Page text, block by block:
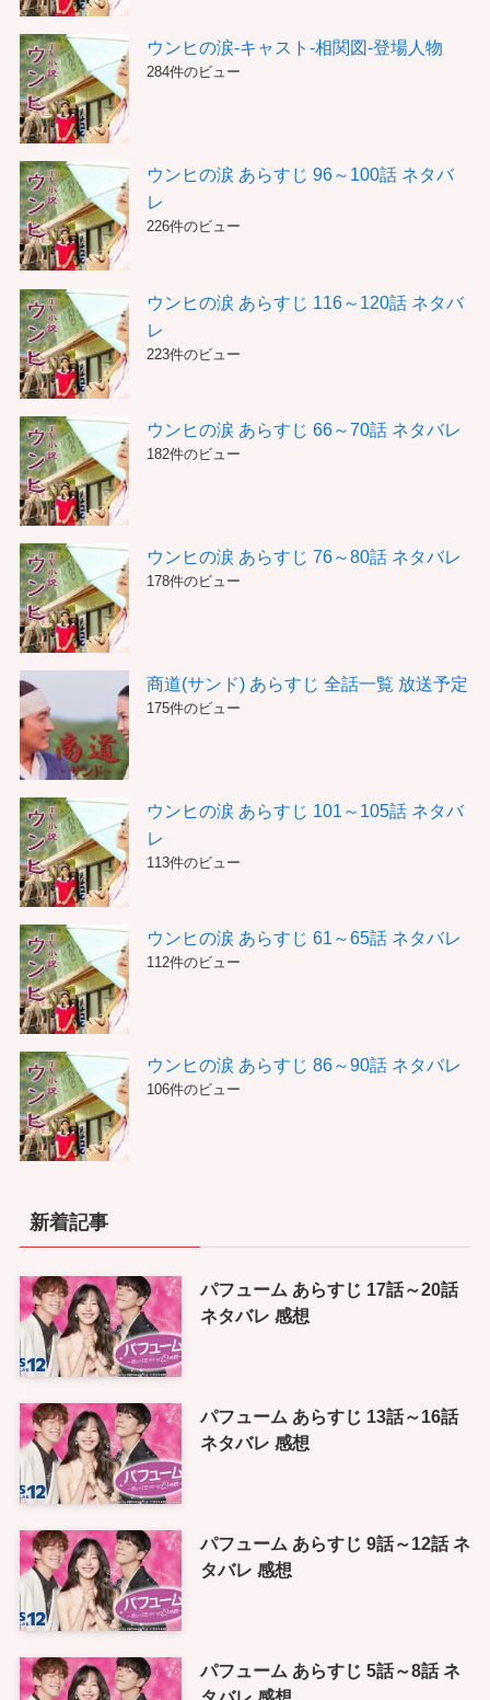
ウンヒの涙-キャスト-相関図-登場人物
284件のビュー
ウンヒの涙 あらすじ 96～100話 ネタバ
レ
226件のビュー
ウンヒの涙 あらすじ 116～120話 ネタバ
レ
223件のビュー
ウンヒの涙 あらすじ 66～70話 ネタバレ
182件のビュー
ウンヒの涙 あらすじ 76～80話 ネタバレ
178件のビュー
商道(サンド) あらすじ 全話一覧 放送予定
175件のビュー
ウンヒの涙 あらすじ 101～105話 ネタバ
レ
113件のビュー
ウンヒの涙 あらすじ 61～65話 ネタバレ
112件のビュー
ウンヒの涙 あらすじ 86～90話 ネタバレ
106件のビュー
新着記事
パフューム あらすじ 17話～20話
ネタバレ 感想
パフューム あらすじ 13話～16話
ネタバレ 感想
パフューム あらすじ 9話～12話 ネ
タバレ 感想
パフューム あらすじ 5話～8話 ネ